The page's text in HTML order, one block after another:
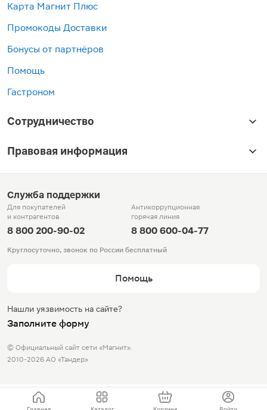
Карта Магнит Плюс
Промокоды Доставки
Бонусы от партнёров
Помощь
Гастроном
Сотрудничество
Правовая информация
Служба поддержки
Для покупателей
и контрагентов
8 800 200-90-02
Антикоррупционная
горячая линия
8 800 600-04-77
Круглосуточно, звонок по России бесплатный
Помощь
Нашли уязвимость на сайте?
Заполните форму
© Официальный сайт сети «Магнит».
2010-2026 АО «Тандер»